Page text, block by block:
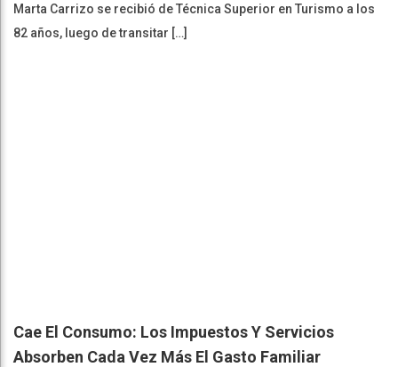
Marta Carrizo se recibió de Técnica Superior en Turismo a los
82 años, luego de transitar […]
Cae El Consumo: Los Impuestos Y Servicios
Absorben Cada Vez Más El Gasto Familiar